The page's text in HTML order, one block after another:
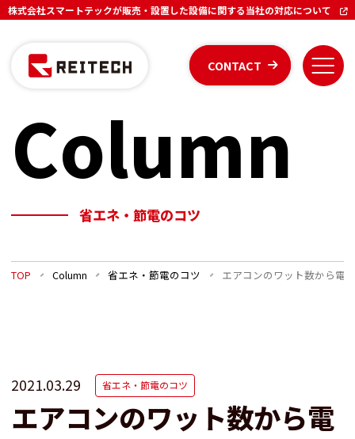
株式会社スマートテックが販売・設置した設備に関する当社の対応について
CONTACT
Column
省エネ・節電のコツ
TOP Column 省エネ・節電のコツ エアコンのワット数から電
2021.03.29 省エネ・節電のコツ
エアコンのワット数から電